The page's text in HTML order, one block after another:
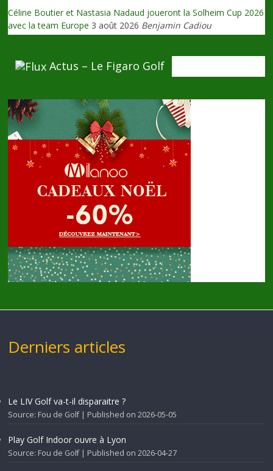
Céline Boutier et Nastasia Nadaud joueront la Solheim Cup 2026
avec la team Europe 3 août 2026 Benjamin Cadiou
Actus – Le Figaro Golf
Derniers articles
Le LIV Golf va-t-il disparaitre ?
Source: Fou de Golf Published on 2026-05-05
Play Golf Indoor ouvre à Lyon
Source: Fou de Golf Published on 2026-04-27